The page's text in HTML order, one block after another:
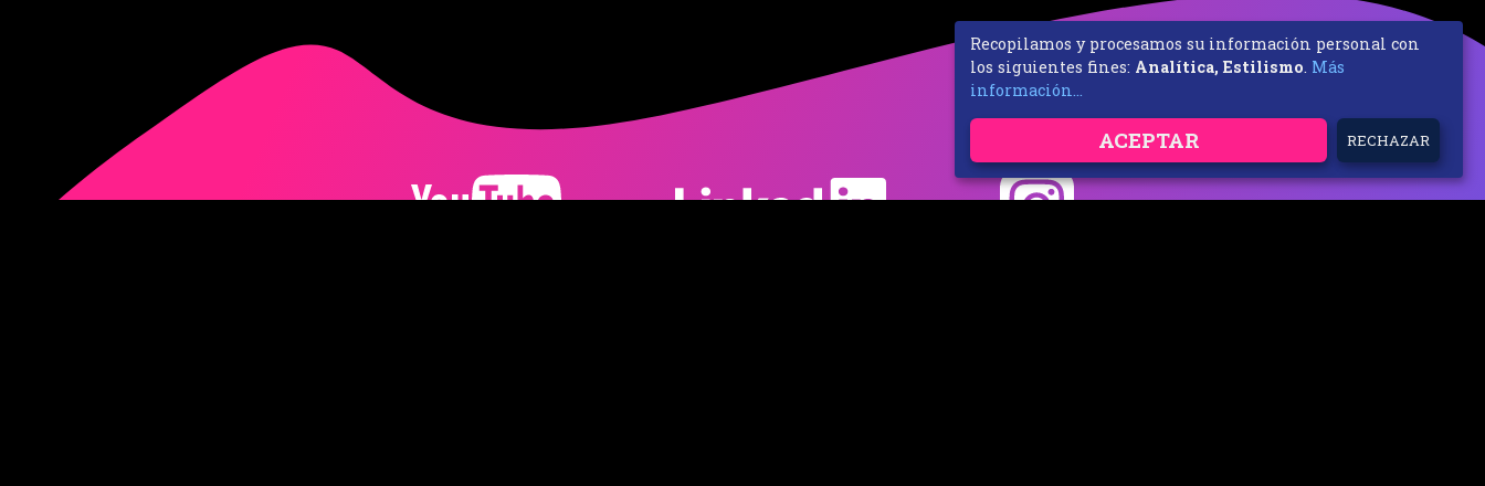
Recopilamos y procesamos su información personal con
los siguientes fines: Analítica, Estilismo. Más
información...
ACEPTAR RECHAZAR